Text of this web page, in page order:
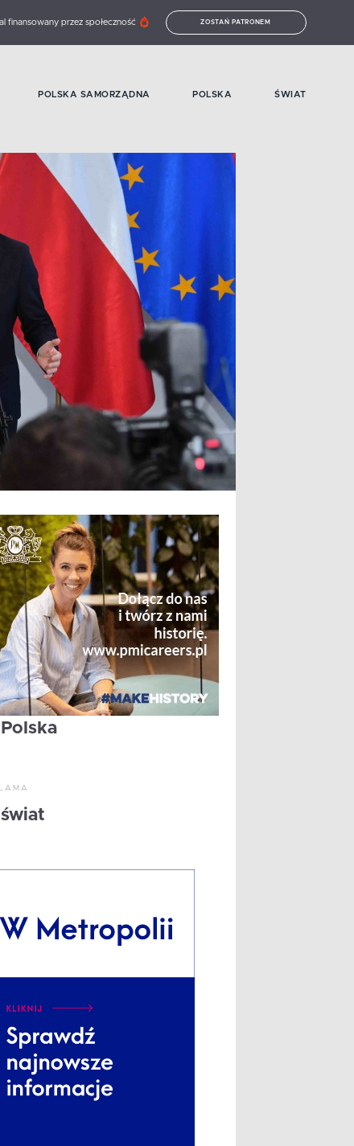
finansowany przez społeczność ZOSTAŃ PATRONEM
POLSKA SAMORZĄDNA POLSKA ŚWIAT
Polska
świat